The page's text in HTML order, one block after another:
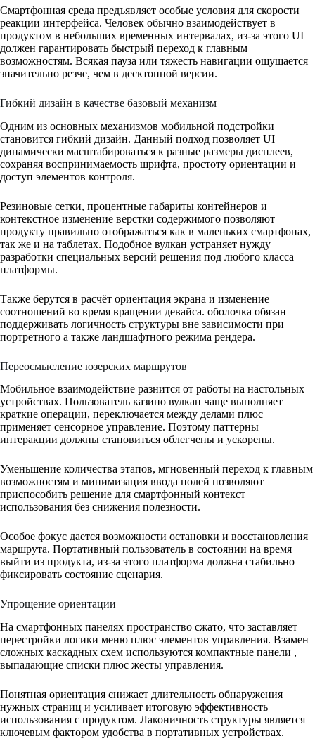
Смартфонная среда предъявляет особые условия для скорости
реакции интерфейса. Человек обычно взаимодействует в
продуктом в небольших временных интервалах, из-за этого UI
должен гарантировать быстрый переход к главным
возможностям. Всякая пауза или тяжесть навигации ощущается
значительно резче, чем в десктопной версии.
Гибкий дизайн в качестве базовый механизм
Одним из основных механизмов мобильной подстройки
становится гибкий дизайн. Данный подход позволяет UI
динамически масштабироваться к разные размеры дисплеев,
сохраняя воспринимаемость шрифта, простоту ориентации и
доступ элементов контроля.
Резиновые сетки, процентные габариты контейнеров и
контекстное изменение верстки содержимого позволяют
продукту правильно отображаться как в маленьких смартфонах,
так же и на таблетах. Подобное вулкан устраняет нужду
разработки специальных версий решения под любого класса
платформы.
Также берутся в расчёт ориентация экрана и изменение
соотношений во время вращении девайса. оболочка обязан
поддерживать логичность структуры вне зависимости при
портретного а также ландшафтного режима рендера.
Переосмысление юзерских маршрутов
Мобильное взаимодействие разнится от работы на настольных
устройствах. Пользователь казино вулкан чаще выполняет
краткие операции, переключается между делами плюс
применяет сенсорное управление. Поэтому паттерны
интеракции должны становиться облегчены и ускорены.
Уменьшение количества этапов, мгновенный переход к главным
возможностям и минимизация ввода полей позволяют
приспособить решение для смартфонный контекст
использования без снижения полезности.
Особое фокус дается возможности остановки и восстановления
маршрута. Портативный пользователь в состоянии на время
выйти из продукта, из-за этого платформа должна стабильно
фиксировать состояние сценария.
Упрощение ориентации
На смартфонных панелях пространство сжато, что заставляет
перестройки логики меню плюс элементов управления. Взамен
сложных каскадных схем используются компактные панели ,
выпадающие списки плюс жесты управления.
Понятная ориентация снижает длительность обнаружения
нужных страниц и усиливает итоговую эффективность
использования с продуктом. Лаконичность структуры является
ключевым фактором удобства в портативных устройствах.